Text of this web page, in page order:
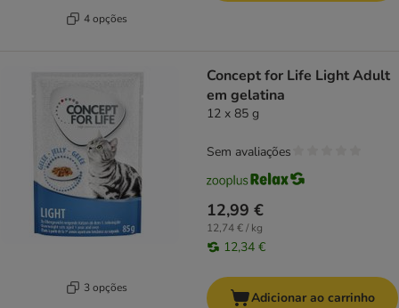
4 opções
3 opções
Concept for Life Light Adult
em gelatina
12 x 85 g
12,99 €
12,74 € / kg
12,34 €
Sem avaliações
Adicionar ao carrinho